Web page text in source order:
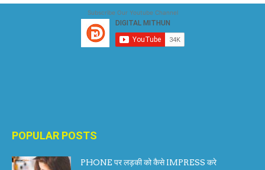
Subscribe Our Youtube Channel
POPULAR POSTS
PHONE पर लड़की को कैसे IMPRESS करे